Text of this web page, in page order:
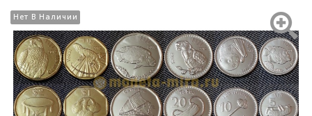
Нет В Наличии
Нет В Наличии